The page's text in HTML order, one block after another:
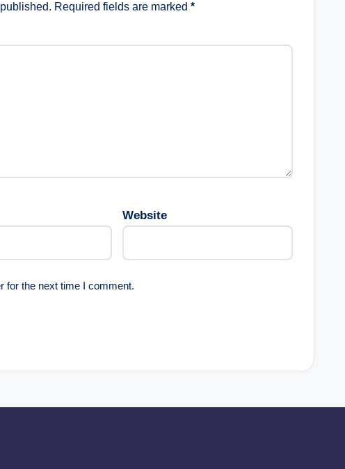
Required fields are marked *
Website
for the next time I comment.